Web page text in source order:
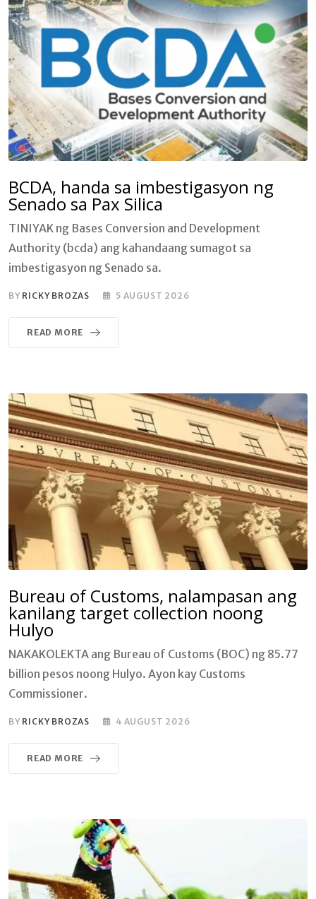
BCDA, handa sa imbestigasyon ng
Senado sa Pax Silica
TINIYAK ng Bases Conversion and Development
Authority (bcda) ang kahandaang sumagot sa
imbestigasyon ng Senado sa.
BY RICKY BROZAS 5 AUGUST 2026
READ MORE
Bureau of Customs, nalampasan ang
kanilang target collection noong
Hulyo
NAKAKOLEKTA ang Bureau of Customs (BOC) ng 85.77
billion pesos noong Hulyo. Ayon kay Customs
Commissioner.
BY RICKY BROZAS 4 AUGUST 2026
READ MORE